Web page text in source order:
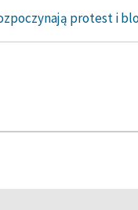
protest i